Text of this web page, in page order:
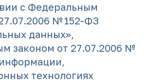
с Федеральным
№ 152-ФЗ
данных»,
законом от 27.07.2006 №
технологиях